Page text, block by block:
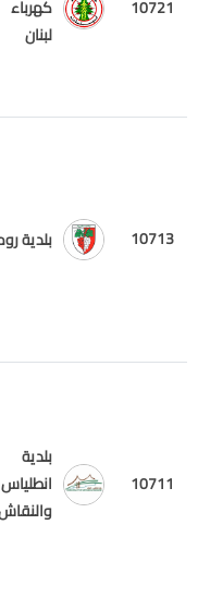
10721
كهرباء
لبنان
10713 بلدية روم
10711
بلدية
انطلياس
والنقاش